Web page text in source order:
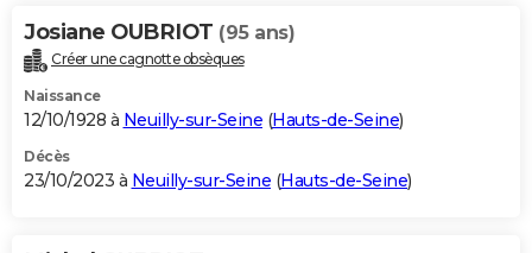
Carte de Noël
Carte Bonne année
Carte Saint-Valentin
Carte Pâques
Carte d'anniversaire
DICTIONNAIRE
Dictionnaire
Biographies
Citations
Expressions
Proverbes
PROGRAMME TV
S'inscrire
Se connecter
Lycées
Collèges
Primaires
Universités
Entreprises
Service militaire
Avis de recherche
AVIS DE DÉCÈS
Josiane OUBRIOT (95 ans)
Créer une cagnotte obsèques
Naissance
12/10/1928 à Neuilly-sur-Seine (Hauts-de-Seine)
Décès
23/10/2023 à Neuilly-sur-Seine (Hauts-de-Seine)